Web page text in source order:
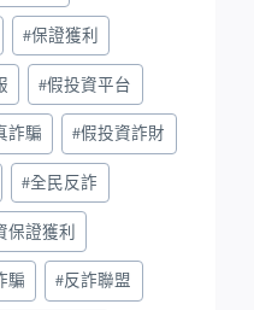
#保證獲利
#假投資平台
詐騙 #假投資詐財
#全民反詐
保證獲利
騙 #反詐聯盟